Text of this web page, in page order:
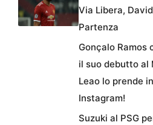
Via Libera,
Partenza
Gonçalo Ramos
il suo debutto al
Leao lo prende
Instagram!
Suzuki al PSG